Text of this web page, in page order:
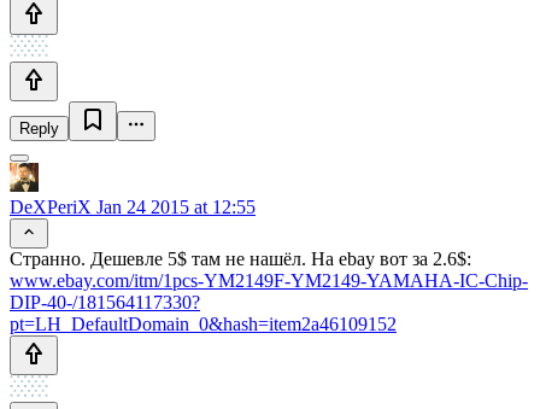
Reply
DeXPeriX Jan 24 2015 at 12:55
Странно. Дешевле 5$ там не нашёл. На ebay вот за 2.6$:
www.ebay.com/itm/1pcs-YM2149F-YM2149-YAMAHA-IC-Chip-
DIP-40-/181564117330?
pt=LH_DefaultDomain_0&hash=item2a46109152